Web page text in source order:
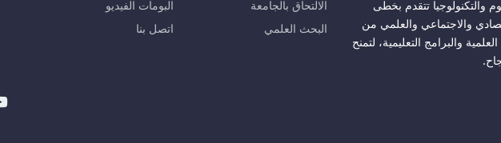
والتكنولوجيا تتقدم بخطى
والاجتماعي والعلمي من
والبرامج التعليمية، لتمنح
الالتحاق بالجامعة
البحث العلمي
البومات الفيديو
اتصل بنا